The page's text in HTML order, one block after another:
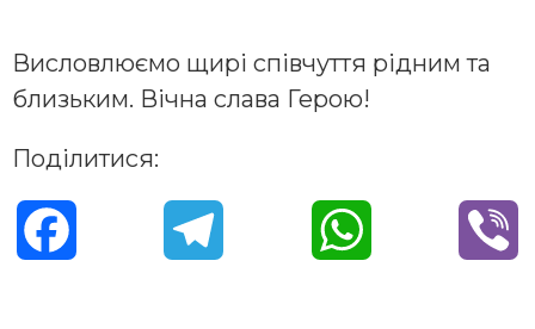
Вислoвлюємo щирі співчуття рідним тa
близьким. Вічнa слaвa Герoю!
Поділитися: